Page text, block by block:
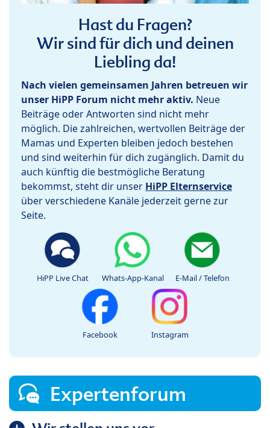
Hast du Fragen?
Wir sind für dich und deinen
Liebling da!
Nach vielen gemeinsamen Jahren betreuen wir
unser HiPP Forum nicht mehr aktiv. Neue
Beiträge oder Antworten sind nicht mehr
möglich. Die zahlreichen, wertvollen Beiträge der
Mamas und Experten bleiben jedoch bestehen
und sind weiterhin für dich zugänglich. Damit du
auch künftig die bestmögliche Beratung
bekommst, steht dir unser HiPP Elternservice
über verschiedene Kanäle jederzeit gerne zur
Seite.
HiPP Live Chat Whats-App-Kanal E-Mail / Telefon
Facebook Instagram
Expertenforum